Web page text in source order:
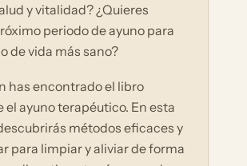
y vitalidad? ¿Quieres
periodo de ayuno para
de vida más sano?
has encontrado el libro
el ayuno terapéutico. En esta
métodos eficaces y
para limpiar y aliviar de forma